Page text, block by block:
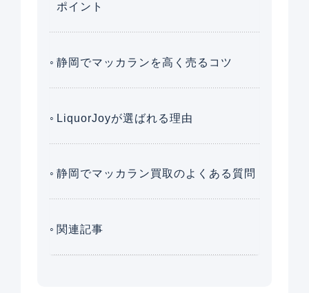
ポイント
静岡でマッカランを高く売るコツ
LiquorJoyが選ばれる理由
静岡でマッカラン買取のよくある質問
関連記事